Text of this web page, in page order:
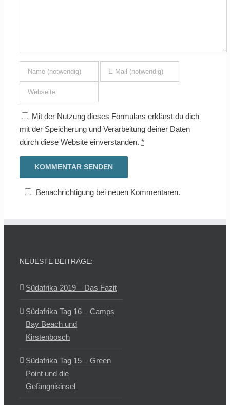
Mit der Nutzung dieses Formulars erklärst du dich
mit der Speicherung und Verarbeitung deiner Daten
durch diese Website einverstanden. *
Benachrichtigung bei neuen Kommentaren.
NEUESTE BEITRÄGE:
Südafrika 2019 – Das Fazit
Südafrika Tag 16 – Camps
Bay Beach und
Kirstenbosch
Südafrika Tag 15 – Green
Point und die
Gefängnisinsel